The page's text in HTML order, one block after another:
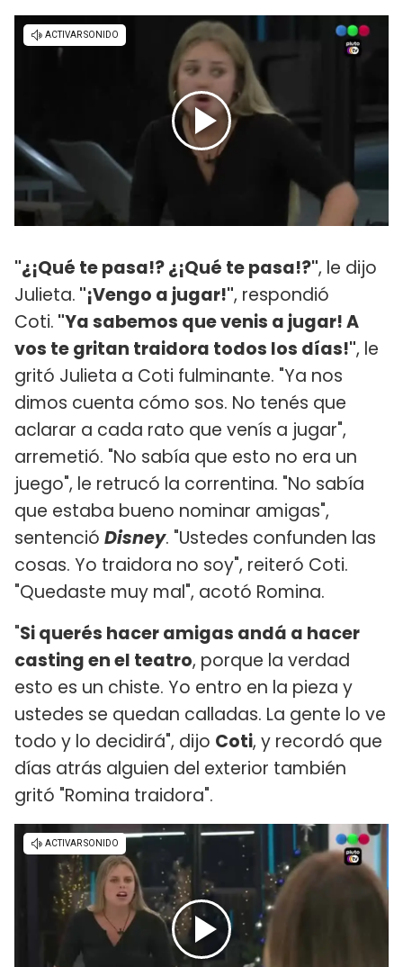
"¿¡Qué te pasa!? ¿¡Qué te pasa!?", le dijo
Julieta. "¡Vengo a jugar!", respondió
Coti. "Ya sabemos que venis a jugar! A
vos te gritan traidora todos los días!", le
gritó Julieta a Coti fulminante. "Ya nos
dimos cuenta cómo sos. No tenés que
aclarar a cada rato que venís a jugar",
arremetió. "No sabía que esto no era un
juego", le retrucó la correntina. "No sabía
que estaba bueno nominar amigas",
sentenció Disney. "Ustedes confunden las
cosas. Yo traidora no soy", reiteró Coti.
"Quedaste muy mal", acotó Romina.
"Si querés hacer amigas andá a hacer
casting en el teatro, porque la verdad
esto es un chiste. Yo entro en la pieza y
ustedes se quedan calladas. La gente lo ve
todo y lo decidirá", dijo Coti, y recordó que
días atrás alguien del exterior también
gritó "Romina traidora".